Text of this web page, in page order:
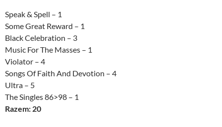
Speak & Spell – 1
Some Great Reward – 1
Black Celebration – 3
Music For The Masses – 1
Violator – 4
Songs Of Faith And Devotion – 4
Ultra – 5
The Singles 86>98 – 1
Razem: 20